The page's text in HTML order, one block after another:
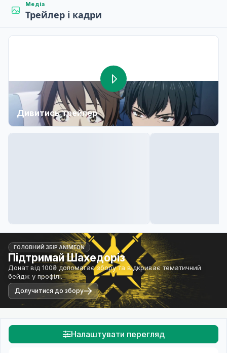
Медіа
Трейлер і кадри
Дивитись трейлер
ГОЛОВНИЙ ЗБІР ANIMEON
Підтримай Шахедоріз
Донат від 100₴ допомагає збору та відкриває тематичний
бейдж у профілі.
Долучитися до збору
Налаштувати перегляд